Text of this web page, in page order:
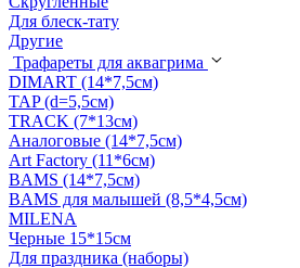
Для блеск-тату
Другие
Трафареты для аквагрима
DIMART (14*7,5см)
TAP (d=5,5см)
TRACK (7*13см)
Аналоговые (14*7,5см)
Art Factory (11*6см)
BAMS (14*7,5см)
BAMS для малышей (8,5*4,5см)
MILENA
Черные 15*15см
Для праздника (наборы)